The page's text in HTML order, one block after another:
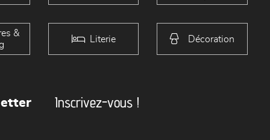
&
Literie Décoration
Inscrivez-vous !